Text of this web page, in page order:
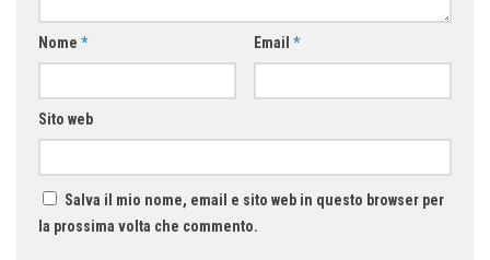
Nome * Email *
Sito web
Salva il mio nome, email e sito web in questo browser per
la prossima volta che commento.